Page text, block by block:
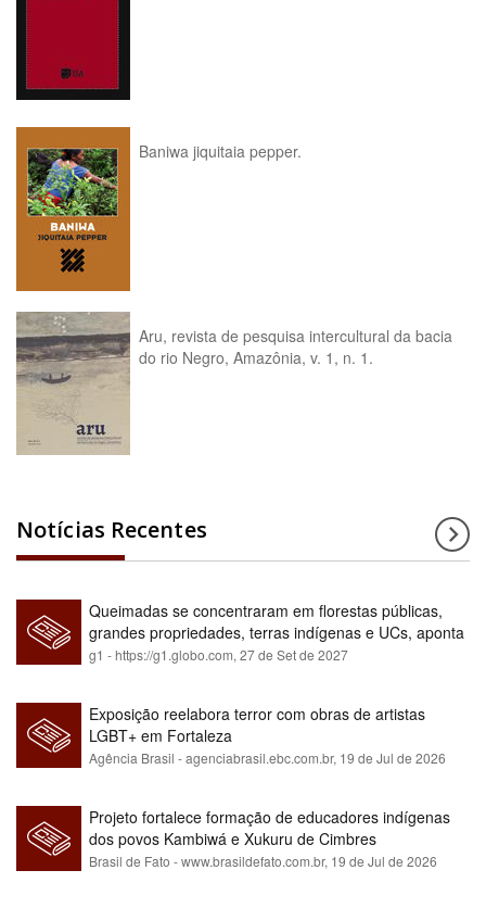
Baniwa jiquitaia pepper.
Aru, revista de pesquisa intercultural da bacia
do rio Negro, Amazônia, v. 1, n. 1.
Notícias Recentes
Queimadas se concentraram em florestas públicas,
grandes propriedades, terras indígenas e UCs, aponta
relatório
g1 - https://g1.globo.com, 27 de Set de 2027
Exposição reelabora terror com obras de artistas
LGBT+ em Fortaleza
Agência Brasil - agenciabrasil.ebc.com.br, 19 de Jul de 2026
Projeto fortalece formação de educadores indígenas
dos povos Kambiwá e Xukuru de Cimbres
Brasil de Fato - www.brasildefato.com.br, 19 de Jul de 2026